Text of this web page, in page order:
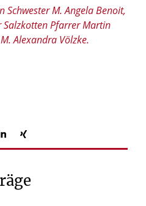
Schwester M. Angela Benoit,
Pfarrer Martin
Alexandra Völzke.